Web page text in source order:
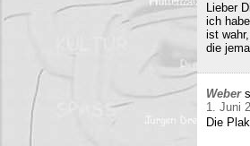
Lieber
ich
ist
die
Weber
1. Juni
Die